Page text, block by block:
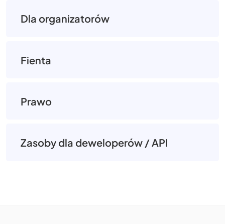
Dla organizatorów
Fienta
Prawo
Zasoby dla deweloperów / API